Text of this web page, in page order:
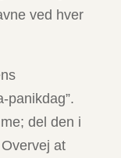
ved hver
panikdag”.
del den i
at